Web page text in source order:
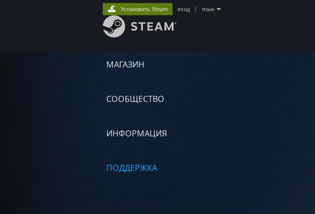
МАГАЗИН
СООБЩЕСТВО
ИНФОРМАЦИЯ
ПОДДЕРЖКА
Установить Steam вход язык